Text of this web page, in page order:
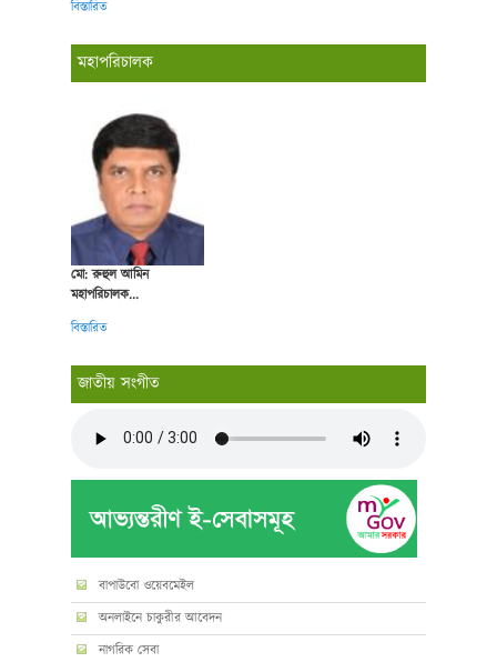
বিস্তারিত
মহাপরিচালক
মো: রুহুল আমিন
মহাপরিচালক...
বিস্তারিত
জাতীয় সংগীত
বাপাউবো ওয়েবমেইল
অনলাইনে চাকুরীর আবেদন
নাগরিক সেবা